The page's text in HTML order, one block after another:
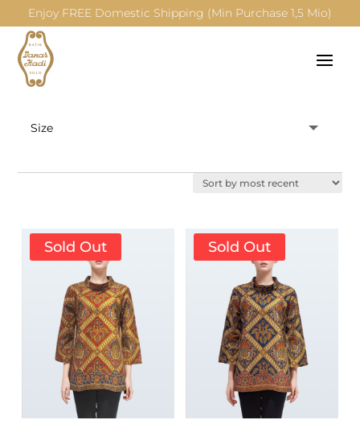
Enjoy FREE Domestic Shipping (Min Purchase 1,5 Mio)
Sold Out Sold Out